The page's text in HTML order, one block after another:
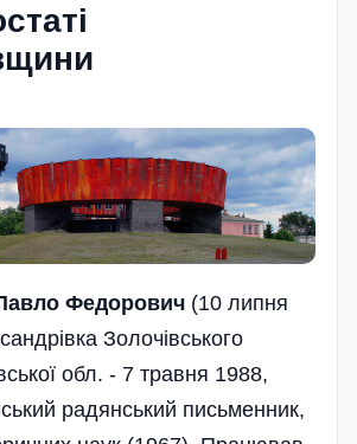
Федорович (10 липня
Золочівського
обл. - 7 травня 1988,
радянський письменник,